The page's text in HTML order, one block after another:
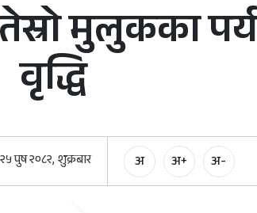
तेस्रो मुलुकका
वृद्धि
२५ पुष २०८२, शुक्रबार अ अ+ अ-